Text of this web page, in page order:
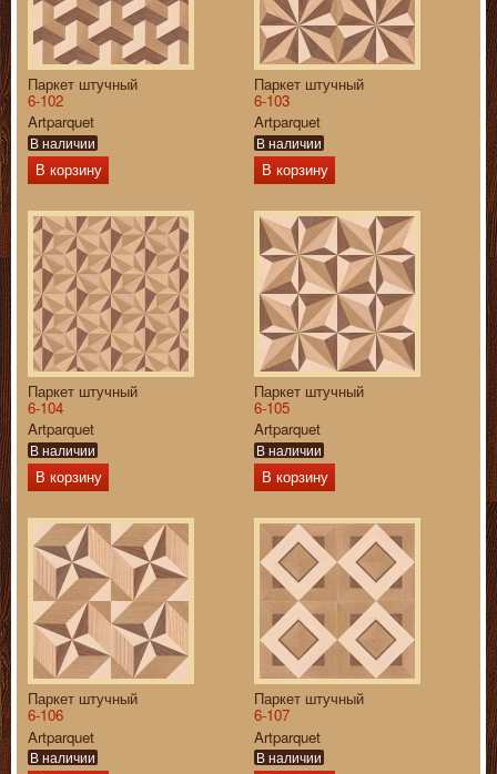
Паркет штучный
6-102
Artparquet
В наличии
В корзину
Паркет штучный
6-103
Artparquet
В наличии
В корзину
Паркет штучный
6-104
Artparquet
В наличии
В корзину
Паркет штучный
6-105
Artparquet
В наличии
В корзину
Паркет штучный
6-106
Artparquet
В наличии
Паркет штучный
6-107
Artparquet
В наличии